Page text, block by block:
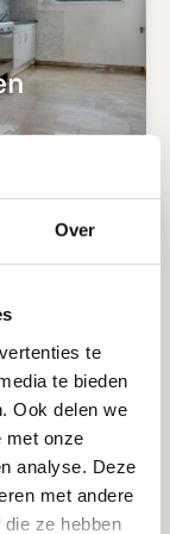
Over
te
te bieden
Ook delen we
met onze
analyse. Deze
met andere
ze hebben